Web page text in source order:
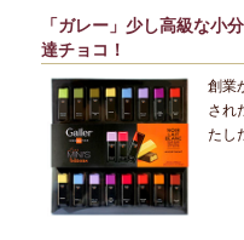
「ガレー」少し高級な小
達チョコ！
創業
され
たし